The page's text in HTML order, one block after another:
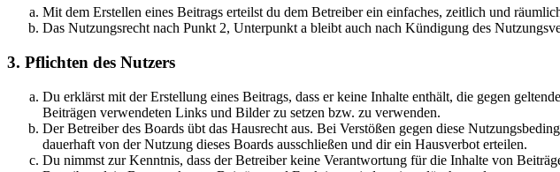
Mit dem Erstellen eines Beitrags erteilst du dem Betreiber ein einfaches, zeitlich und
Das Nutzungsrecht nach Punkt 2, Unterpunkt a bleibt auch nach Kündigung des
3. Pflichten des Nutzers
Du erklärst mit der Erstellung eines Beitrags, dass er keine Inhalte enthält, die gegen
Beiträgen verwendeten Links und Bilder zu setzen bzw. zu verwenden.
Der Betreiber des Boards übt das Hausrecht aus. Bei Verstößen gegen diese
dauerhaft von der Nutzung dieses Boards ausschließen und dir ein Hausverbot erteilen.
Du nimmst zur Kenntnis, dass der Betreiber keine Verantwortung für die Inhalte von